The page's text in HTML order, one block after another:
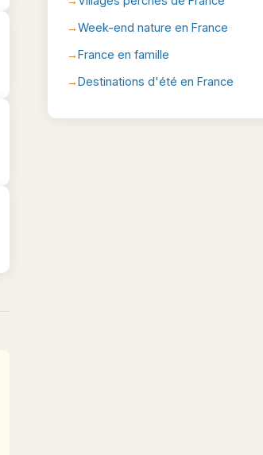
Week-end nature en France
France en famille
Destinations d'été en France